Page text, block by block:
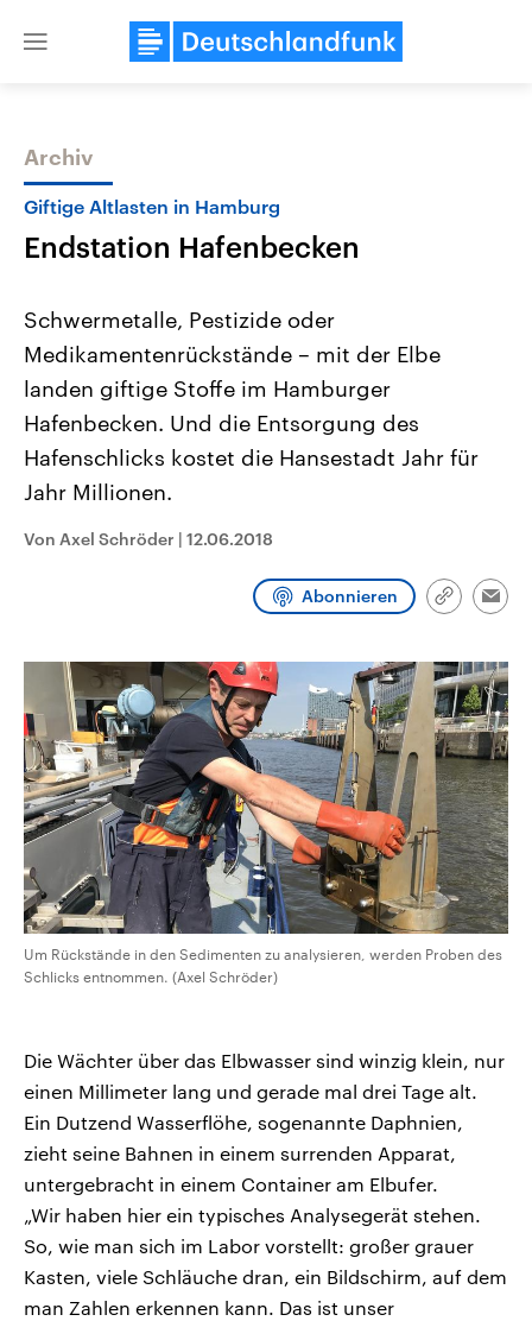
Close
Themen
USA
Aktuelle Beiträge, Analysen und
Hintergründe
Wirtschaftlich und militärisch
gehören die Vereinigten Staaten zu
mit großem Einfluss auf das
aktuelle Weltgeschehen.
Nahostkonflikt
Aktuelle Lage und
Der Überfall der
Terrororganisation Hamas
Programm Podcasts
Audio-Archiv
Archiv
Giftige Altlasten in Hamburg
Endstation Hafenbecken
Schwermetalle, Pestizide oder
Medikamentenrückstände – mit der Elbe
landen giftige Stoffe im Hamburger
Hafenbecken. Und die Entsorgung des
Hafenschlicks kostet die Hansestadt Jahr für
Jahr Millionen.
Von Axel Schröder | 12.06.2018
Abonnieren
Link
Um Rückstände in den Sedimenten zu analysieren, werden Proben des
Schlicks entnommen. (Axel Schröder)
Die Wächter über das Elbwasser sind winzig klein, nur
einen Millimeter lang und gerade mal drei Tage alt.
Ein Dutzend Wasserflöhe, sogenannte Daphnien,
zieht seine Bahnen in einem surrenden Apparat,
untergebracht in einem Container am Elbufer.
„Wir haben hier ein typisches Analysegerät stehen.
So, wie man sich im Labor vorstellt: großer grauer
Kasten, viele Schläuche dran, ein Bildschirm, auf dem
man Zahlen erkennen kann. Das ist unser